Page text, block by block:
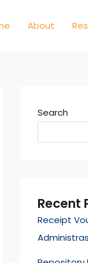
About
Search
Recent
Receipt